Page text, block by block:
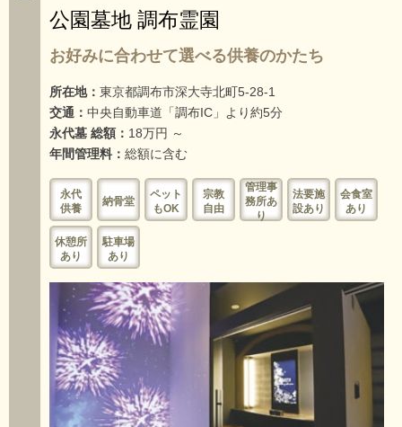
公園墓地 調布霊園
お好みに合わせて選べる供養のかたち
所在地： 東京都調布市深大寺北町5-28-1
交通： 中央自動車道「調布IC」より約5分
永代墓 総額： 18万円 ～
年間管理料： 総額に含む
永代
供養
納骨堂
ペット
もOK
宗教
自由
管理事
務所あ
り
法要施
設あり
会食室
あり
休憩所
あり
駐車場
あり